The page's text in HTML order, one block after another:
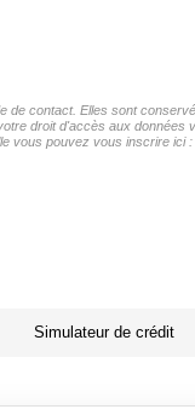
contact. Elles sont
droit d'accès aux
vous pouvez vous inscrire ici :
Simulateur de crédit